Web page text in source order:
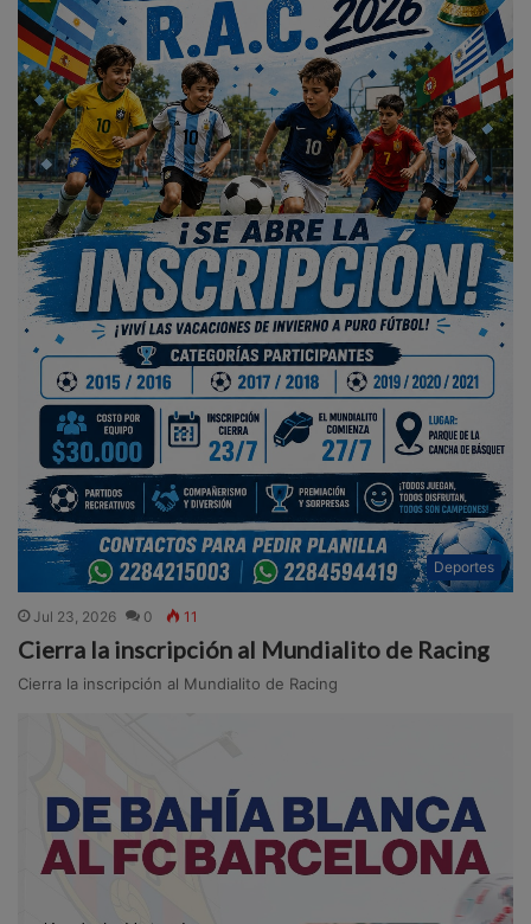
Deportes
Jul 23, 2026 0 11
Cierra la inscripción al Mundialito de Racing
Cierra la inscripción al Mundialito de Racing